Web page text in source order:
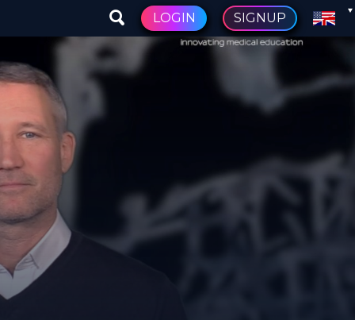
LOGIN SIGNUP